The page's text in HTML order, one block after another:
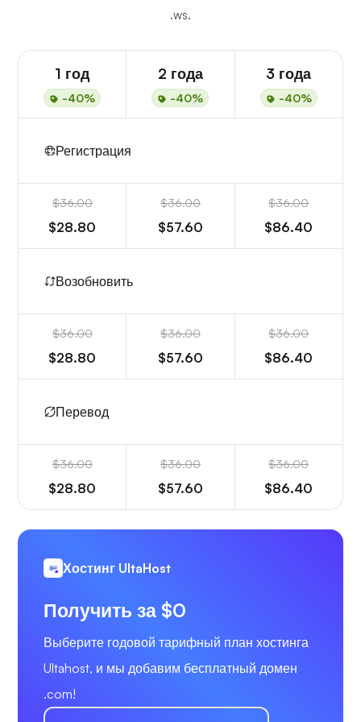
.ws.
1 год
-40%
2 года
-40%
3 года
-40%
Регистрация
$36.00
$28.80
$36.00
$57.60
$36.00
$86.40
Возобновить
$36.00
$28.80
$36.00
$57.60
$36.00
$86.40
Перевод
$36.00
$28.80
$36.00
$57.60
$36.00
$86.40
Хостинг UltaHost
Получить за $0
Выберите годовой тарифный план хостинга
Ultahost, и мы добавим бесплатный домен
.com!